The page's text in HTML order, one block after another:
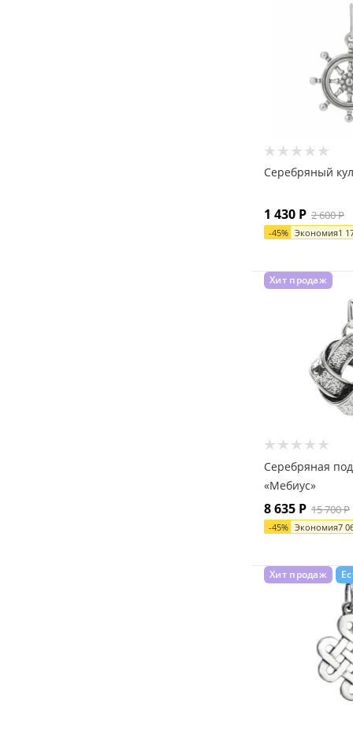
Серебряный
1 430 Р 2 600Р
-45% Экономия1
Хит продаж
Серебряная
«Мебиус»
8 635 Р 15 700Р
-45% Экономия7
Хит продаж